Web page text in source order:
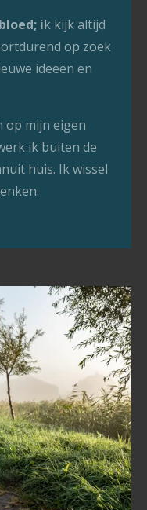
ik kijk altijd
op zoek
ideeën en
op mijn eigen
ik buiten de
huis. Ik wissel